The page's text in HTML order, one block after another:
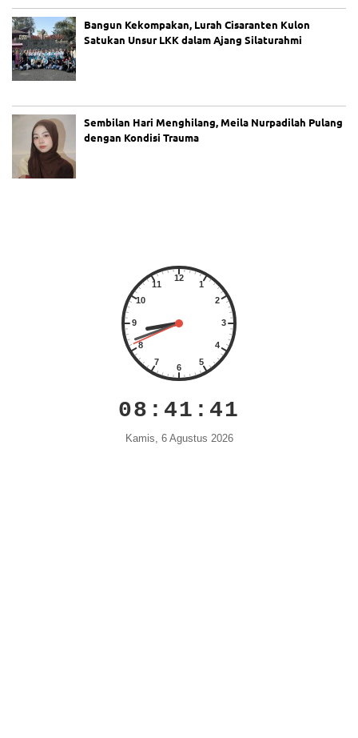
Bangun Kekompakan, Lurah Cisaranten Kulon
Satukan Unsur LKK dalam Ajang Silaturahmi
Sembilan Hari Menghilang, Meila Nurpadilah Pulang
dengan Kondisi Trauma
08:41:42
Kamis, 6 Agustus 2026